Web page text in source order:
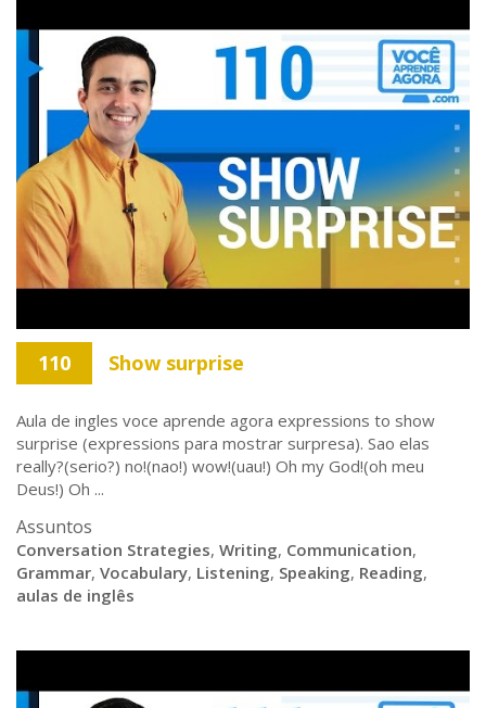
110 Show surprise
Aula de ingles voce aprende agora expressions to show
surprise (expressions para mostrar surpresa). Sao elas
really?(serio?) no!(nao!) wow!(uau!) Oh my God!(oh meu
Deus!) Oh ...
Assuntos
Conversation Strategies, Writing, Communication,
Grammar, Vocabulary, Listening, Speaking, Reading,
aulas de inglês